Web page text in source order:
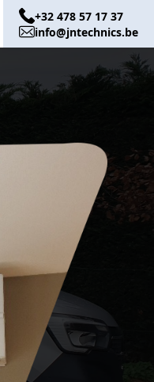
+32 478 57 17 37
info@jntechnics.be